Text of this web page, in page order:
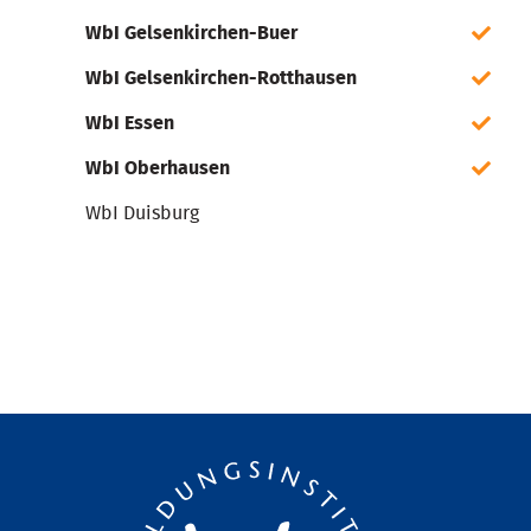
WbI Gelsenkirchen-Buer
WbI Gelsenkirchen-Rotthausen
WbI Essen
WbI Oberhausen
WbI Duisburg